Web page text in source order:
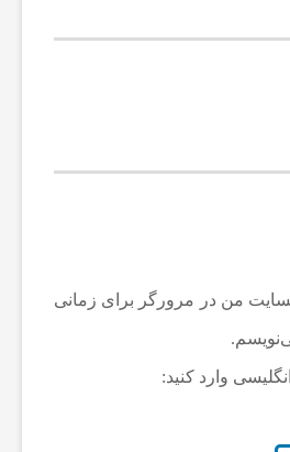
من در مرورگر برای زمانی
وارد کنید: